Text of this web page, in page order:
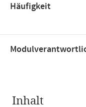
Häufigkeit
Inhalt